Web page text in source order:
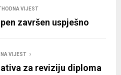
VIJEST
završen uspješno
VIJEST
za reviziju diploma